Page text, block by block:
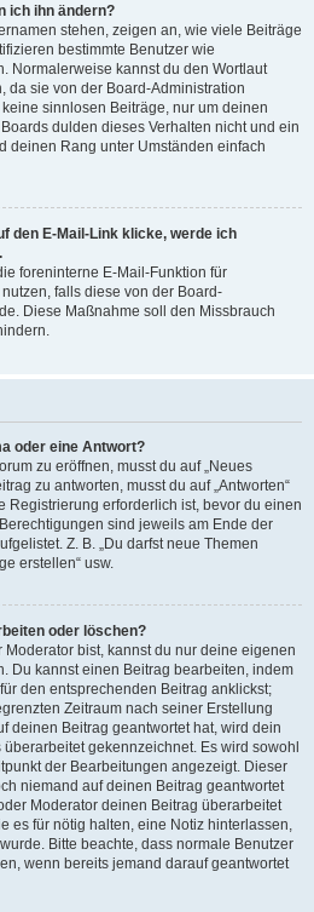
ich ihn ändern?
stehen, zeigen an, wie viele Beiträge
bestimmte Benutzer wie
Normalerweise kannst du den Wortlaut
da sie von der Board-Administration
sinnlosen Beiträge, nur um deinen
dulden dieses Verhalten nicht und ein
deinen Rang unter Umständen einfach
den E-Mail-Link klicke, werde ich
foreninterne E-Mail-Funktion für
falls diese von der Board-
Diese Maßnahme soll den Missbrauch
oder eine Antwort?
zu eröffnen, musst du auf „Neues
zu antworten, musst du auf „Antworten“
Registrierung erforderlich ist, bevor du einen
sind jeweils am Ende der
Z. B. „Du darfst neue Themen
erstellen“ usw.
oder löschen?
bist, kannst du nur deine eigenen
Du kannst einen Beitrag bearbeiten, indem
den entsprechenden Beitrag anklickst;
Zeitraum nach seiner Erstellung
deinen Beitrag geantwortet hat, wird dein
gekennzeichnet. Es wird sowohl
der Bearbeitungen angezeigt. Dieser
niemand auf deinen Beitrag geantwortet
Moderator deinen Beitrag überarbeitet
es für nötig halten, eine Notiz hinterlassen,
Bitte beachte, dass normale Benutzer
wenn bereits jemand darauf geantwortet